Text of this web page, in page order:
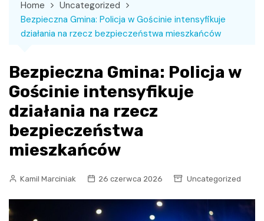
Home
Uncategorized
Bezpieczna Gmina: Policja w Gościnie intensyfikuje
działania na rzecz bezpieczeństwa mieszkańców
Bezpieczna Gmina: Policja w
Gościnie intensyfikuje
działania na rzecz
bezpieczeństwa
mieszkańców
Kamil Marciniak 26 czerwca 2026 Uncategorized